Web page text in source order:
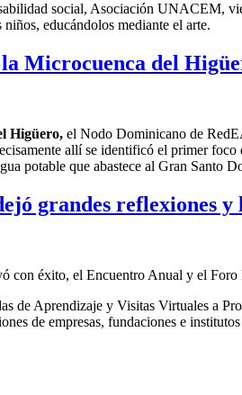
social, Asociación UNACEM,
educándolos mediante el arte.
Microcuenca del
Higüero, el Nodo Dominicano de
allíse identificó el primer foco
potable que abastece al Gran Santo
grandes reflexiones y
con éxito, el Encuentro Anual y el
de Aprendizaje y Visitas Virtuales a
de empresas, fundaciones e